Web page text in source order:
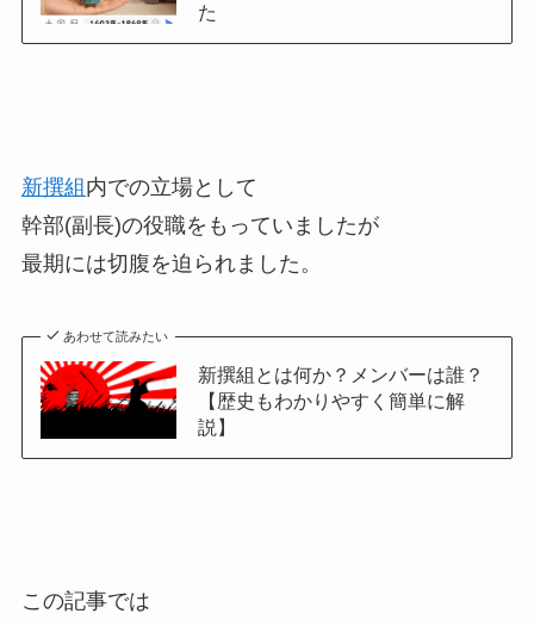
た
新撰組内での立場として
幹部(副長)の役職をもっていましたが
最期には切腹を迫られました。
あわせて読みたい
新撰組とは何か？メンバーは誰？
【歴史もわかりやすく簡単に解
説】
この記事では